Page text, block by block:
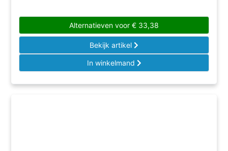
Alternatieven voor € 33,38
Bekijk artikel
In winkelmand